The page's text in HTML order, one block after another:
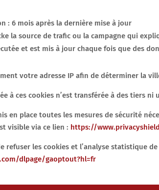
: 6 mois après la dernière mise à jour
la source de trafic ou la campagne qui
et est mis à jour chaque fois que des
votre adresse IP afin de déterminer la
à ces cookies n’est transférée à des tiers ni
en place toutes les mesures de sécurité
visible via ce lien : https://
refuser les cookies et l’analyse statistique
dlpage/gaoptout?hl=fr